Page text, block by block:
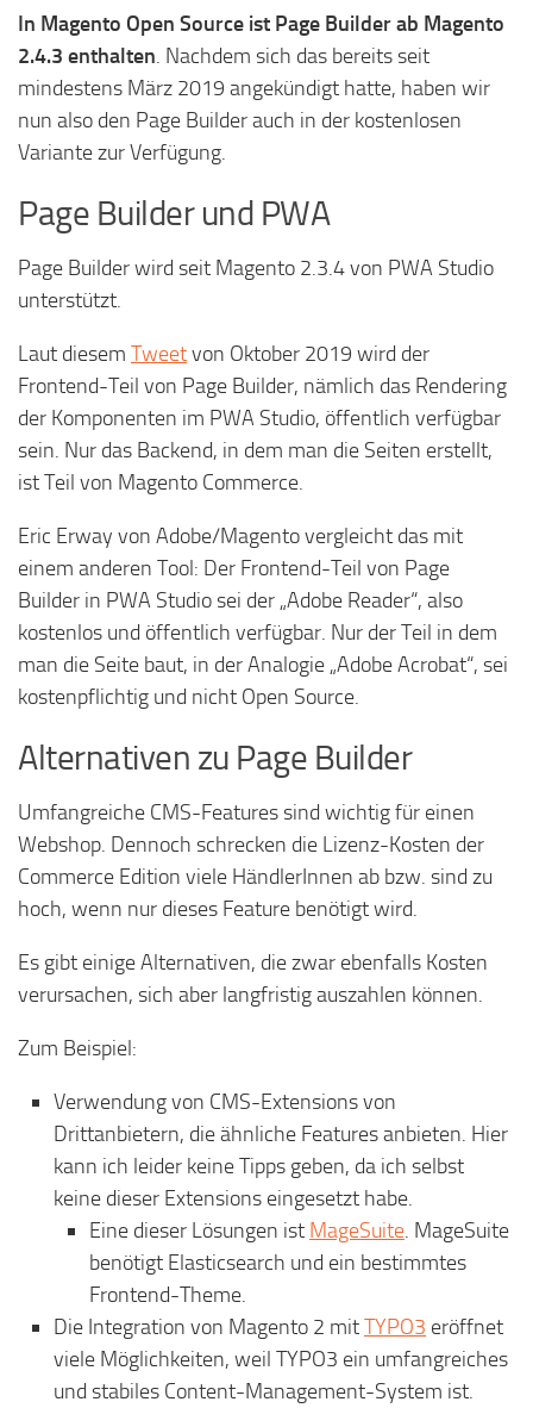
In Magento Open Source ist Page Builder ab Magento
2.4.3 enthalten. Nachdem sich das bereits seit
mindestens März 2019 angekündigt hatte, haben wir
nun also den Page Builder auch in der kostenlosen
Variante zur Verfügung.
Page Builder und PWA
Page Builder wird seit Magento 2.3.4 von PWA Studio
unterstützt.
Laut diesem Tweetvon Oktober 2019 wird der
Frontend-Teil von Page Builder, nämlich das Rendering
der Komponenten im PWA Studio, öffentlich verfügbar
sein. Nur das Backend, in dem man die Seiten erstellt,
ist Teil von Magento Commerce.
Eric Erway von Adobe/Magento vergleicht das mit
einem anderen Tool: Der Frontend-Teil von Page
Builder in PWA Studio sei der „Adobe Reader“, also
kostenlos und öffentlich verfügbar. Nur der Teil in dem
man die Seite baut, in der Analogie „Adobe Acrobat“, sei
kostenpflichtig und nicht Open Source.
Alternativen zu Page Builder
Umfangreiche CMS-Features sind wichtig für einen
Webshop. Dennoch schrecken die Lizenz-Kosten der
Commerce Edition viele HändlerInnen ab bzw. sind zu
hoch, wenn nur dieses Feature benötigt wird.
Es gibt einige Alternativen, die zwar ebenfalls Kosten
verursachen, sich aber langfristig auszahlen können.
Zum Beispiel:
Verwendung von CMS-Extensions von
Drittanbietern, die ähnliche Features anbieten. Hier
kann ich leider keine Tipps geben, da ich selbst
keine dieser Extensions eingesetzt habe.
Eine dieser Lösungen ist MageSuite. MageSuite
benötigt Elasticsearch und ein bestimmtes
Frontend-Theme.
Die Integration von Magento 2 mitTYPO3 eröffnet
viele Möglichkeiten, weil TYPO3 ein umfangreiches
und stabiles Content-Management-System ist.